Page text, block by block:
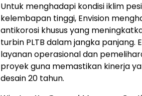
Untuk menghadapi kondisi iklim
kelembapan tinggi, Envision
antikorosi khusus yang
turbin PLTB dalam jangka panjang.
layanan operasional dan
proyek guna memastikan kinerja
desain 20 tahun.